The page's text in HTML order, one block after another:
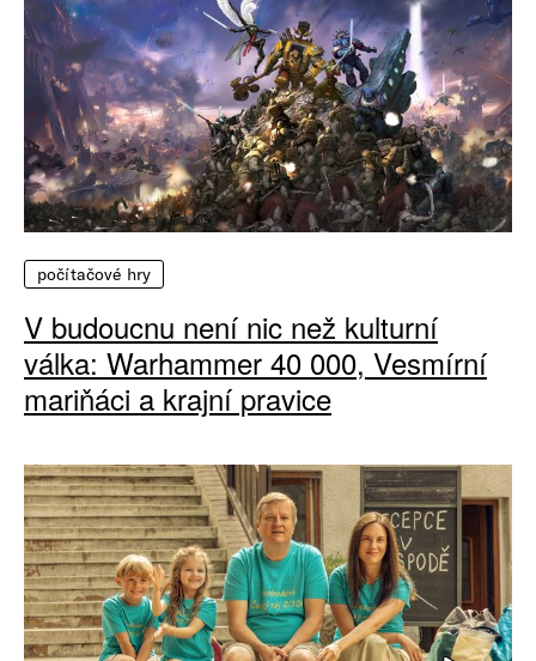
počítačové hry
V budoucnu není nic než kulturní
válka: Warhammer 40 000, Vesmírní
mariňáci a krajní pravice